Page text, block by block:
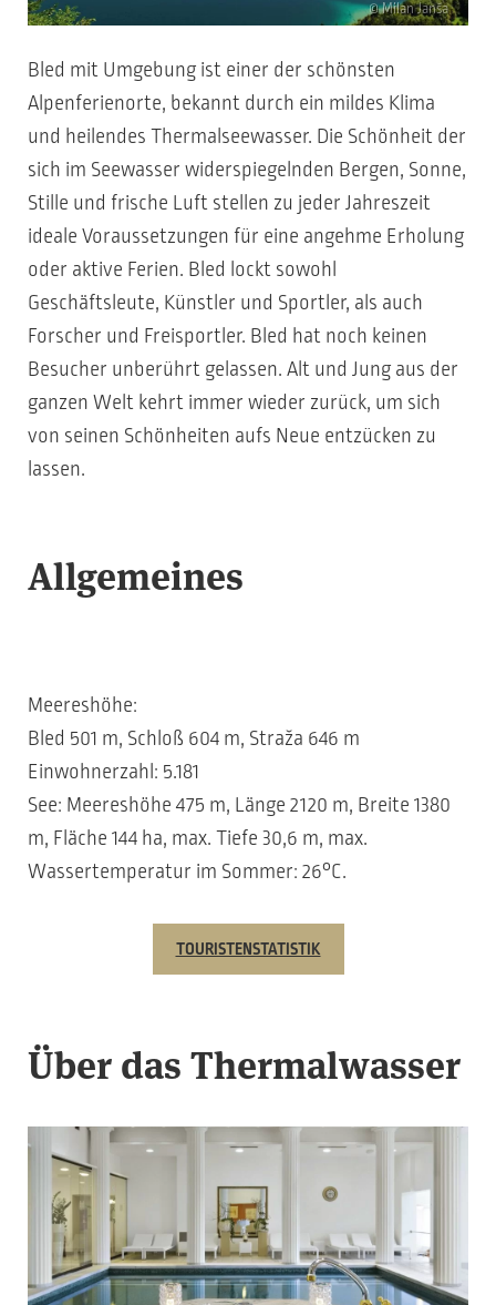
© Milan Janša
Bled mit Umgebung ist einer der schönsten
Alpenferienorte, bekannt durch ein mildes Klima
und heilendes Thermalseewasser. Die Schönheit der
sich im Seewasser widerspiegelnden Bergen, Sonne,
Stille und frische Luft stellen zu jeder Jahreszeit
ideale Voraussetzungen für eine angehme Erholung
oder aktive Ferien. Bled lockt sowohl
Geschäftsleute, Künstler und Sportler, als auch
Forscher und Freisportler. Bled hat noch keinen
Besucher unberührt gelassen. Alt und Jung aus der
ganzen Welt kehrt immer wieder zurück, um sich
von seinen Schönheiten aufs Neue entzücken zu
lassen.
Allgemeines
Meereshöhe:
Bled 501 m, Schloß 604 m, Straža 646 m
Einwohnerzahl: 5.181
See: Meereshöhe 475 m, Länge 2120 m, Breite 1380
m, Fläche 144 ha, max. Tiefe 30,6 m, max.
Wassertemperatur im Sommer: 26°C.
TOURISTENSTATISTIK
Über das Thermalwasser